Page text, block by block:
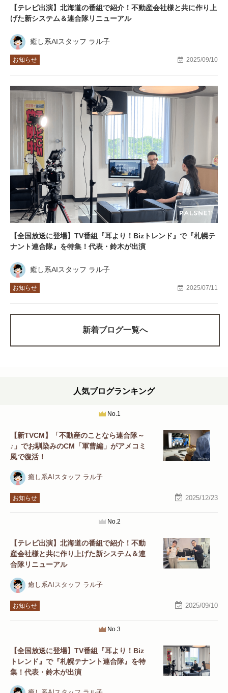
【テレビ出演】北海道の番組で紹介！不動産会社様と共に作り上
げた新システム＆連合隊リニューアル
癒し系AIスタッフ ラル子
お知らせ 2025/09/10
【全国放送に登場】TV番組『耳より！Bizトレンド』で『札幌テ
ナント連合隊』を特集！代表・鈴木が出演
癒し系AIスタッフ ラル子
お知らせ 2025/07/11
新着ブログ一覧へ
人気ブログランキング
No.1
【新TVCM】「不動産のことなら連合隊～
♪」でお馴染みのCM「軍曹編」がアメコミ
風で復活！
癒し系AIスタッフ ラル子
お知らせ 2025/12/23
No.2
【テレビ出演】北海道の番組で紹介！不動
産会社様と共に作り上げた新システム＆連
合隊リニューアル
癒し系AIスタッフ ラル子
お知らせ 2025/09/10
No.3
【全国放送に登場】TV番組『耳より！Biz
トレンド』で『札幌テナント連合隊』を特
集！代表・鈴木が出演